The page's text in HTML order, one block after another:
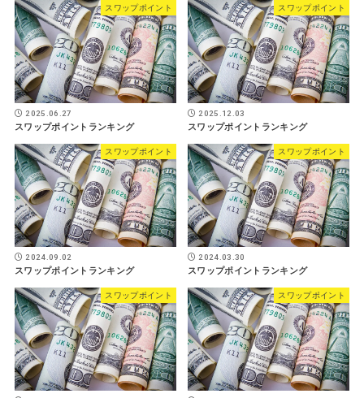
スワップポイント
2025.06.27
スワップポイントランキング
スワップポイント
2025.12.03
スワップポイントランキング
スワップポイント
2024.09.02
スワップポイントランキング
スワップポイント
2024.03.30
スワップポイントランキング
スワップポイント スワップポイント